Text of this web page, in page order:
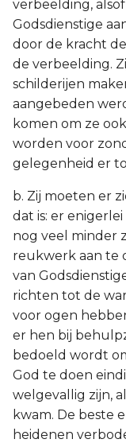
verbeelding,
Godsdienstige
door de kracht
de verbeelding.
schilderijen
aangebeden
komen om ze
worden voor
gelegenheid er
b. Zij moeten er
dat is: er
nog veel minder
reukwerk aan te
van
richten tot de
voor ogen
er hen bij
bedoeld wordt
God te doen
welgevallig zijn,
kwam. De beste
heidenen